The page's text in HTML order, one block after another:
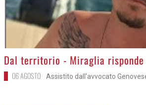
>
Dal territorio - Miraglia risponde
06 AGOSTO Assistito dall'avvocato